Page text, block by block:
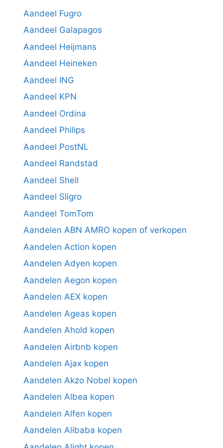
Aandeel Fugro
Aandeel Galapagos
Aandeel Heijmans
Aandeel Heineken
Aandeel ING
Aandeel KPN
Aandeel Ordina
Aandeel Philips
Aandeel PostNL
Aandeel Randstad
Aandeel Shell
Aandeel Sligro
Aandeel TomTom
Aandelen ABN AMRO kopen of verkopen
Aandelen Action kopen
Aandelen Adyen kopen
Aandelen Aegon kopen
Aandelen AEX kopen
Aandelen Ageas kopen
Aandelen Ahold kopen
Aandelen Airbnb kopen
Aandelen Ajax kopen
Aandelen Akzo Nobel kopen
Aandelen Albea kopen
Aandelen Alfen kopen
Aandelen Alibaba kopen